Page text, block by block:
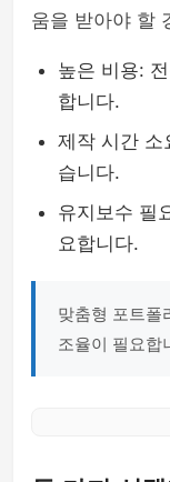
움을 받아야 할
높은 비용:
합니다.
제작 시간 소
습니다.
유지보수 필
요합니다.
맞춤형 포트폴
조율이 필요합